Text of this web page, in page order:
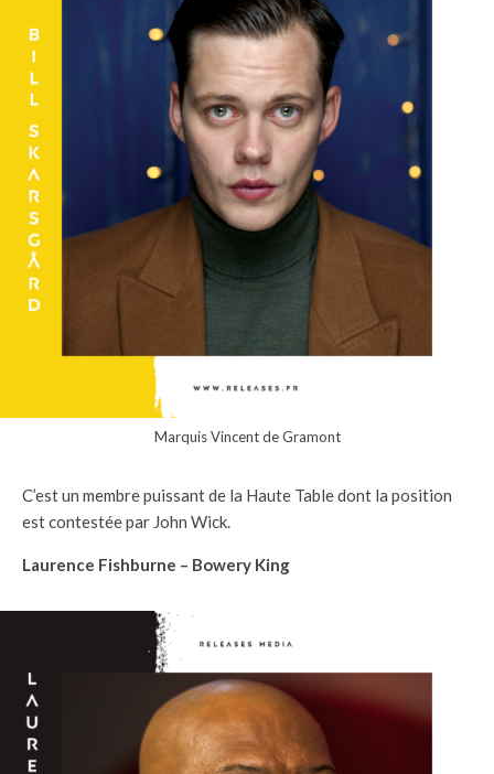
Marquis Vincent de Gramont
C’est un membre puissant de la Haute Table dont la position
est contestée par John Wick.
Laurence Fishburne – Bowery King